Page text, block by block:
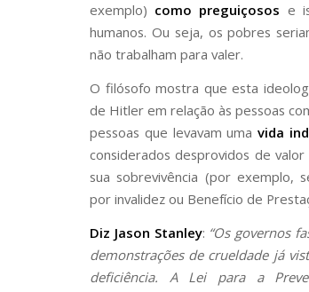
exemplo) como preguiçosos e
humanos. Ou seja, os pobres
não trabalham para valer.
O filósofo mostra que esta
de Hitler em relação às pessoas
pessoas que levavam umavida
considerados desprovidos de valor
sua sobrevivência (por exemplo,
por invalidez ou Benefício de
Diz Jason Stanley: “Os governos
demonstrações de crueldade já
deficiência. A Lei para a